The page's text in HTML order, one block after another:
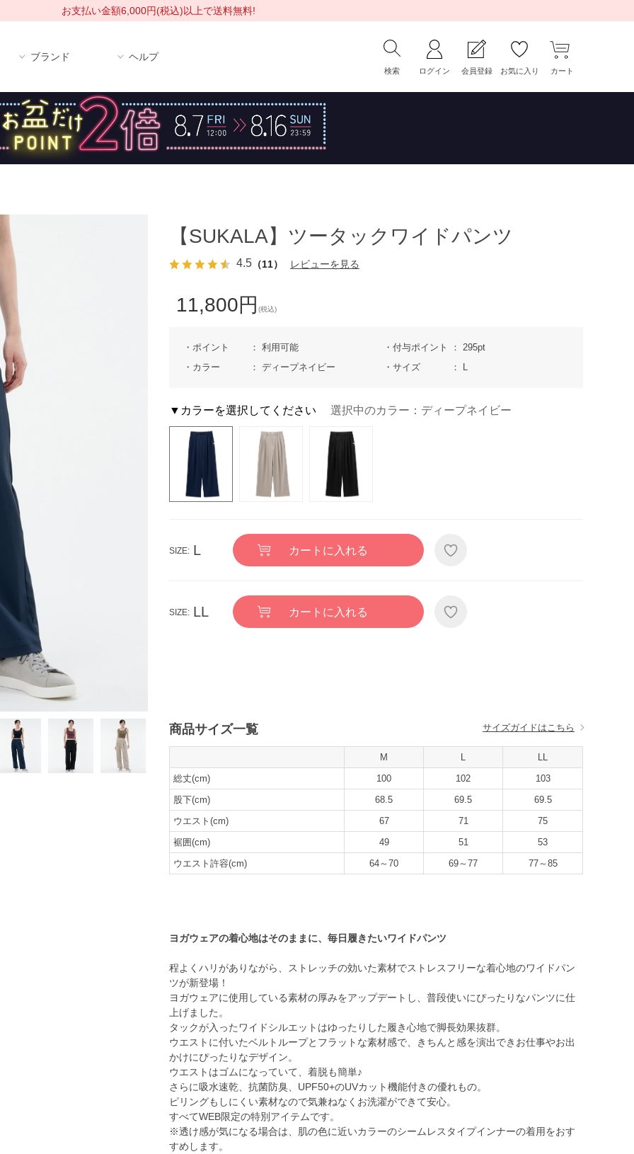
お支払い金額6,000円(税込)以上で送料無料!
ブランド ヘルプ
検索 ログイン 会員登録 お気に入り カート
【SUKALA】ツータックワイドパンツ
4.5 （11） レビューを見る
11,800円 (税込)
ポイント
利用可能
カラー
ディープネイビー
付与ポイント
295pt
サイズ
L
▼カラーを選択してください 選択中のカラー：ディープネイビー
L カートに入れる
LL カートに入れる
商品サイズ一覧 サイズガイドはこちら
M L
LL
総丈(cm)
100 102
103
股下(cm)
68.5 69.5
69.5
ウエスト(cm)
67 71
75
裾囲(cm)
49 51
53
ウエスト許容(cm)
64～70 69～77 77～85
ヨガウェアの着心地はそのままに、毎日履きたいワイドパンツ
程よくハリがありながら、ストレッチの効いた素材でストレスフリーな着心地のワイドパン
ツが新登場！
ヨガウェアに使用している素材の厚みをアップデートし、普段使いにぴったりなパンツに仕
上げました。
タックが入ったワイドシルエットはゆったりした履き心地で脚長効果抜群。
ウエストに付いたベルトループとフラットな素材感で、きちんと感を演出できお仕事やお出
かけにぴったりなデザイン。
ウエストはゴムになっていて、着脱も簡単♪
さらに吸水速乾、抗菌防臭、UPF50+のUVカット機能付きの優れもの。
ピリングもしにくい素材なので気兼ねなくお洗濯ができて安心。
すべてWEB限定の特別アイテムです。
※透け感が気になる場合は、肌の色に近いカラーのシームレスタイプインナーの着用をおす
すめします。